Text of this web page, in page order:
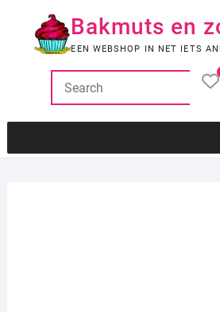
Bakmuts en
EEN WEBSHOP IN NET IETS